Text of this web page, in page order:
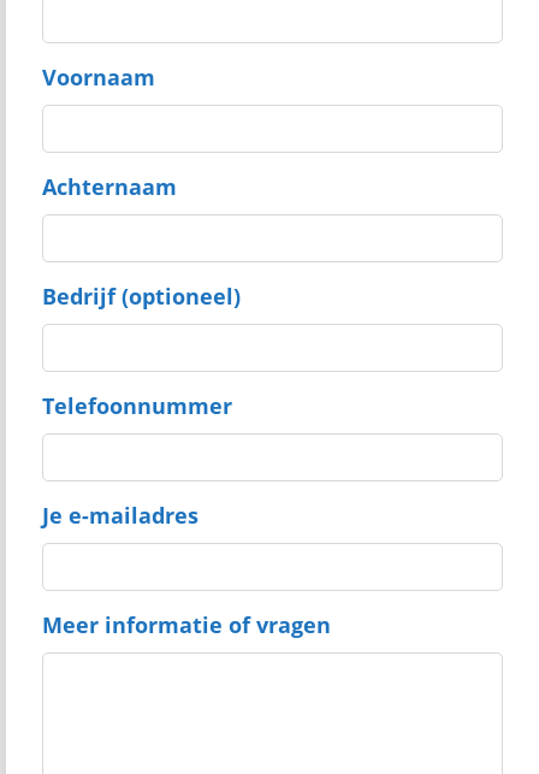
Voornaam
Achternaam
Bedrijf (optioneel)
Telefoonnummer
Je e-mailadres
Meer informatie of vragen